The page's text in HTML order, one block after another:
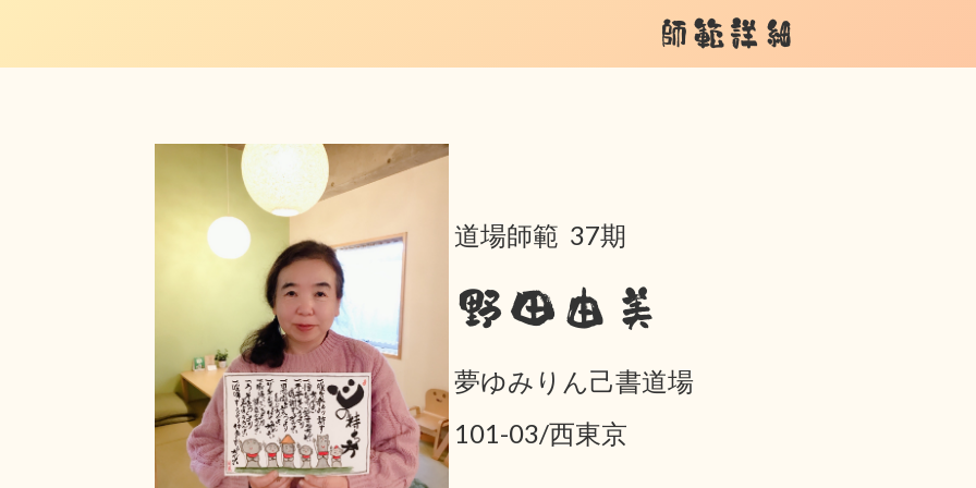
師範詳細
道場師範 37期
野田由美
夢ゆみりん己書道場
101-03/西東京